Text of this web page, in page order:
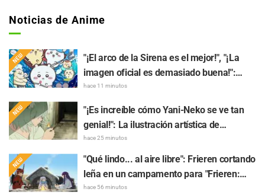
Noticias de Anime
"¡El arco de la Sirena es el mejor!", "¡La
imagen oficial es demasiado buena!":
Gran expectativa por el estreno de la
of the Mermaid Island" hoy, 24 de julio
hace 11 minutos
"¡Es increíble cómo Yani-Neko se ve tan
genial!": La ilustración artística de
"Chainsmoker Cat" realizada por la autora
de "Blue Period" genera comentarios
como "Tranquilamente podría estar en la
Universidad de las Artes"
hace 25 minutos
"Qué lindo... al aire libre": Frieren cortando
leña en un campamento para "Frieren:
Más allá del final del viaje", y los fans
hace 56 minutos